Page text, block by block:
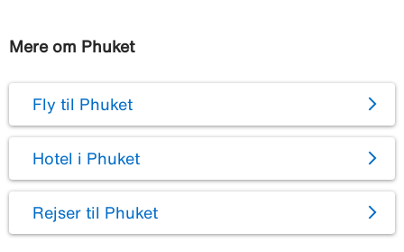
Mere om Phuket
Fly til Phuket
Hotel i Phuket
Rejser til Phuket